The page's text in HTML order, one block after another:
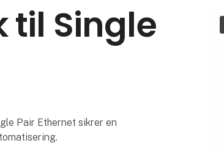
til Single
Pair Ethernet sikrer en